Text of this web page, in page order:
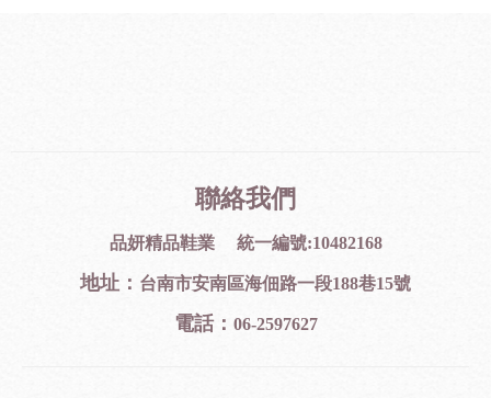
聯絡我們
品妍精品鞋業 統一編號:10482168
地址： 台南市安南區海佃路一段188巷15號
電話： 06-2597627